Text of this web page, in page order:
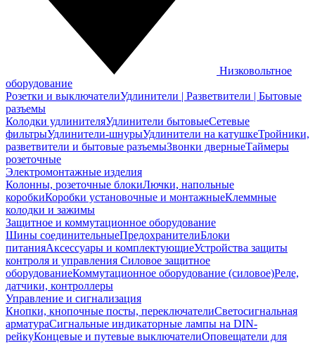
Низковольтное
оборудование
Розетки и выключателиУдлинители | Разветвители | Бытовые
разъемы
Колодки удлинителяУдлинители бытовыеСетевые
фильтрыУдлинители-шнурыУдлинители на катушкеТройники,
разветвители и бытовые разъемыЗвонки дверныеТаймеры
розеточные
Электромонтажные изделия
Колонны, розеточные блокиЛючки, напольные
коробкиКоробки установочные и монтажныеКлеммные
колодки и зажимы
Защитное и коммутационное оборудование
Шины соединительныеПредохранителиБлоки
питанияАксессуары и комплектующиеУстройства защиты
контроля и управления Силовое защитное
оборудованиеКоммутационное оборудование (силовое)Реле,
датчики, контроллеры
Управление и сигнализация
Кнопки, кнопочные посты, переключателиСветосигнальная
арматураСигнальные индикаторные лампы на DIN-
рейкуКонцевые и путевые выключателиОповещатели для